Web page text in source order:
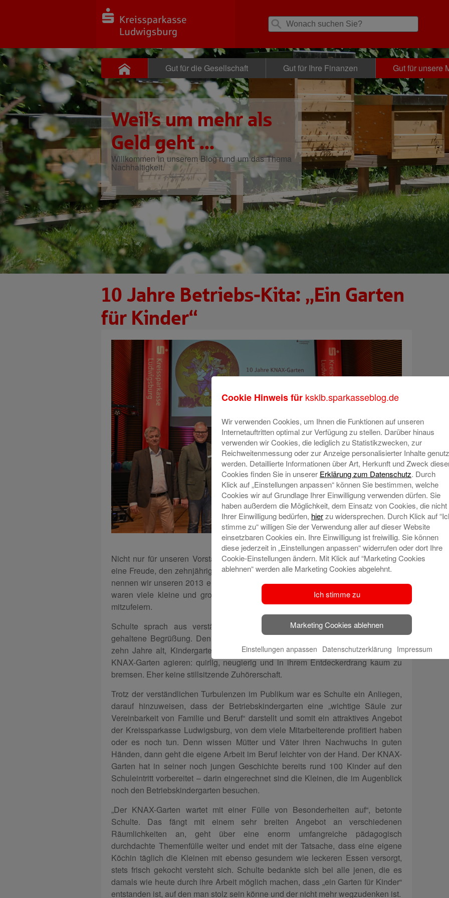
Gut für die Gesellschaft Gut für Ihre Finanzen Gut für unsere
Weil’s um mehr als
Geld geht ...
Willkommen in unserem Blog rund um das Thema
Nachhaltigkeit.
10 Jahre Betriebs-Kita: „Ein Garten
für Kinder“
Nicht nur für unseren Vorstandsvorsitzenden, Dr. Heinz-Werner Schulte, war es
eine Freude, den zehnjährigen Geburtstag unseres „KNAX-Gartens“ zu feiern. So
nennen wir unseren 2013 eröffneten Betriebskindergarten. Auf unsere Einladung
waren viele kleine und große Gäste in den Louis-Bührer-Saal gekommen, um
mitzufeiern.
Schulte sprach aus verständlichen Gründen eine zeitlich kürzer als sonst
gehaltene Begrüßung. Denn die Mehrheit unter den Gästen war deutlich unter
zehn Jahre alt, Kindergarten-Kinder eben. Und die waren so wie sie sonst im
KNAX-Garten agieren: quirlig, neugierig und in ihrem Entdeckerdrang kaum zu
bremsen. Eher keine stillsitzende Zuhörerschaft.
Trotz der verständlichen Turbulenzen im Publikum war es Schulte ein Anliegen,
darauf hinzuweisen, dass der Betriebskindergarten eine „wichtige Säule zur
Vereinbarkeit von Familie und Beruf“ darstellt und somit ein attraktives Angebot
der Kreissparkasse Ludwigsburg, von dem viele Mitarbeiterende profitiert haben
oder es noch tun. Denn wissen Mütter und Väter ihren Nachwuchs in guten
Händen, dann geht die eigene Arbeit im Beruf leichter von der Hand. Der KNAX-
Garten hat in seiner noch jungen Geschichte bereits rund 100 Kinder auf den
Schuleintritt vorbereitet – darin eingerechnet sind die Kleinen, die im Augenblick
noch den Betriebskindergarten besuchen.
„Der KNAX-Garten wartet mit einer Fülle von Besonderheiten auf“, betonte
Schulte. Das fängt mit einem sehr breiten Angebot an verschiedenen
Räumlichkeiten an, geht über eine enorm umfangreiche pädagogisch
durchdachte Themenfülle weiter und endet mit der Tatsache, dass eine eigene
Köchin täglich die Kleinen mit ebenso gesundem wie leckeren Essen versorgt,
stets frisch gekocht versteht sich. Schulte bedankte sich bei alle jenen, die es
damals wie heute durch ihre Arbeit möglich machen, dass „ein Garten für Kinder“
entstanden ist, auf den man stolz sein könne und der nicht mehr wegzudenken ist.
Cookie Hinweis für ksklb.sparkasseblog.de
Wir verwenden Cookies, um Ihnen die Funktionen auf unseren
Internetauftritten optimal zur Verfügung zu stellen. Darüber hinaus
verwenden wir Cookies, die lediglich zu Statistikzwecken, zur
Reichweitenmessung oder zur Anzeige personalisierter Inhalte
werden. Detaillierte Informationen über Art, Herkunft und Zweck
Cookies finden Sie in unserer Erklärung zum Datenschutz. Durch
Klick auf „Einstellungen anpassen“ können Sie bestimmen, welche
Cookies wir auf Grundlage Ihrer Einwilligung verwenden dürfen. Sie
haben außerdem die Möglichkeit, dem Einsatz von Cookies, die nicht
Ihrer Einwilligung bedürfen, hierzu widersprechen. Durch Klick auf
stimme zu“ willigen Sie der Verwendung aller auf dieser Website
einsetzbaren Cookies ein. Ihre Einwilligung ist freiwillig. Sie können
diese jederzeit in „Einstellungen anpassen“ widerrufen oder dort Ihre
Cookie-Einstellungen ändern. Mit Klick auf “Marketing Cookies
ablehnen“ werden alle Marketing Cookies abgelehnt.
Ich stimme zu
Marketing Cookies ablehnen
Einstellungen anpassen Datenschutzerklärung Impressum